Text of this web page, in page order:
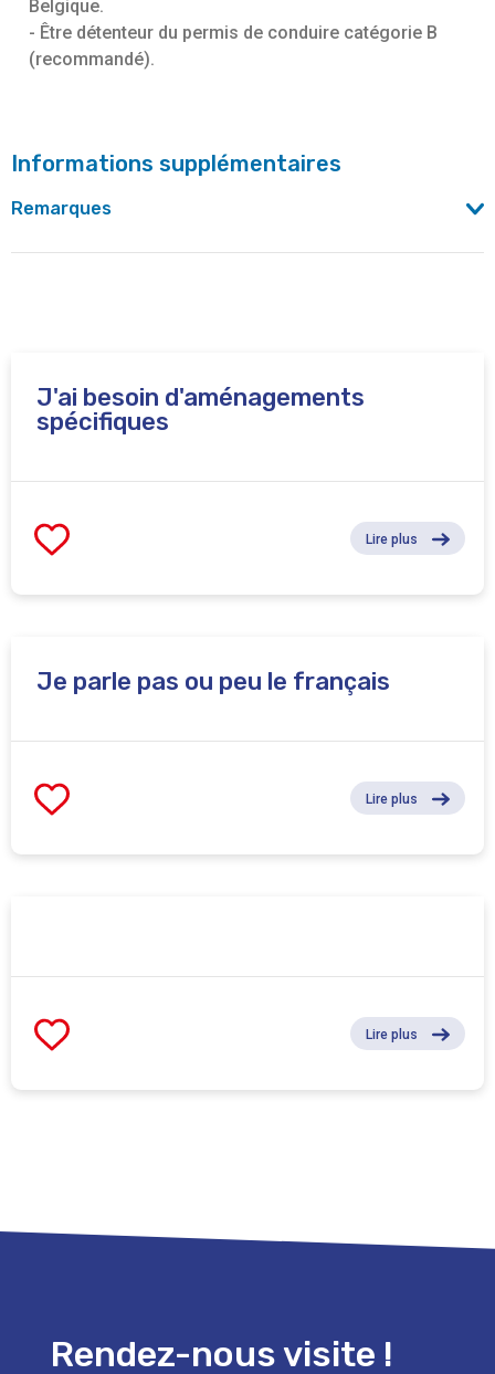
Belgique.
- Être détenteur du permis de conduire catégorie B
(recommandé).
Informations supplémentaires
Remarques
européenne et la commune d’Ixelles.
J'ai besoin d'aménagements
spécifiques
Lire plus
Je parle pas ou peu le français
Lire plus
Lire plus
Rendez-nous visite !